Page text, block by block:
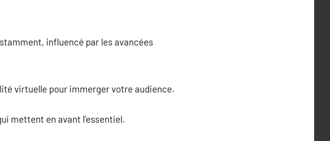
influencé par les avancées
virtuelle pour immerger votre audience.
mettent en avant l’essentiel.